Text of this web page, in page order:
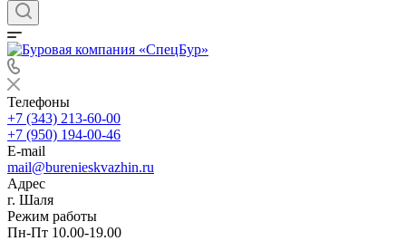
Телефоны
+7 (343) 213-60-00
+7 (950) 194-00-46
E-mail
mail@burenieskvazhin.ru
Адрес
г. Шаля
Режим работы
Пн-Пт 10.00-19.00